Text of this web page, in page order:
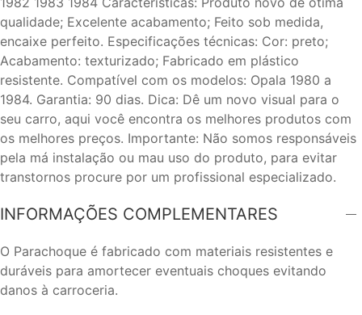
qualidade; Excelente acabamento; Feito sob medida,
encaixe perfeito. Especificações técnicas: Cor: preto;
Acabamento: texturizado; Fabricado em plástico
resistente. Compatível com os modelos: Opala 1980 a
1984. Garantia: 90 dias. Dica: Dê um novo visual para o
seu carro, aqui você encontra os melhores produtos com
os melhores preços. Importante: Não somos responsáveis
pela má instalação ou mau uso do produto, para evitar
transtornos procure por um profissional especializado.
INFORMAÇÕES COMPLEMENTARES
O Parachoque é fabricado com materiais resistentes e
duráveis para amortecer eventuais choques evitando
danos à carroceria.